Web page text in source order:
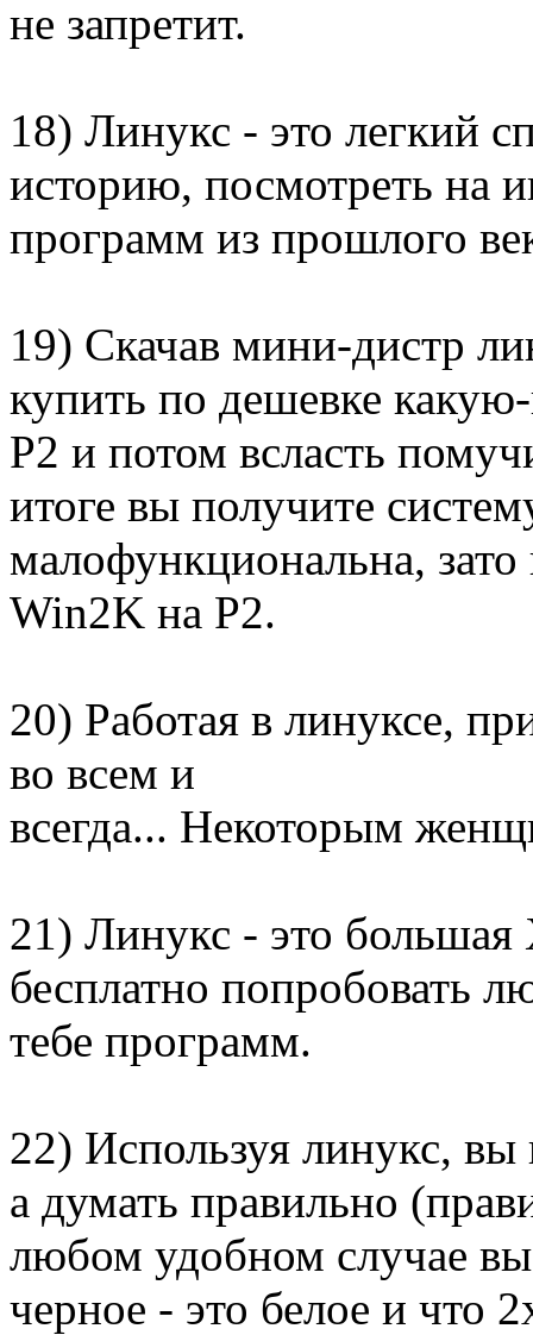
не запретит.
18) Линукс - это легкий
историю, посмотреть на
программ из прошлого
19) Скачав мини-дистр
купить по дешевке
P2 и потом всласть
итоге вы получите
малофункциональна,
Win2K на P2.
20) Работая в линуксе,
во всем и
всегда... Некоторым
21) Линукс - это
бесплатно попробовать
тебе программ.
22) Используя линукс, вы
а думать правильно
любом удобном случае
черное - это белое и что